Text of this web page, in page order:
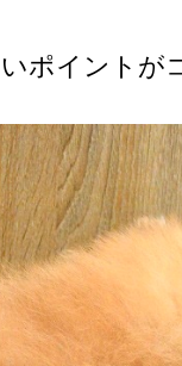
ポイントが